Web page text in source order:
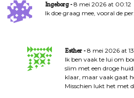
Ingeborg
8 mei 2026 at 00:12
Ik doe graag mee, vooral de
Esther
8 mei 2026 at
Ik ben vaak te lui om
slim met een droge
klaar, maar vaak gaat
Misschien lukt het met